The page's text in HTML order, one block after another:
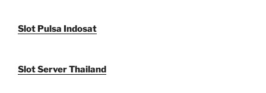
Slot Pulsa Indosat
Slot Server Thailand